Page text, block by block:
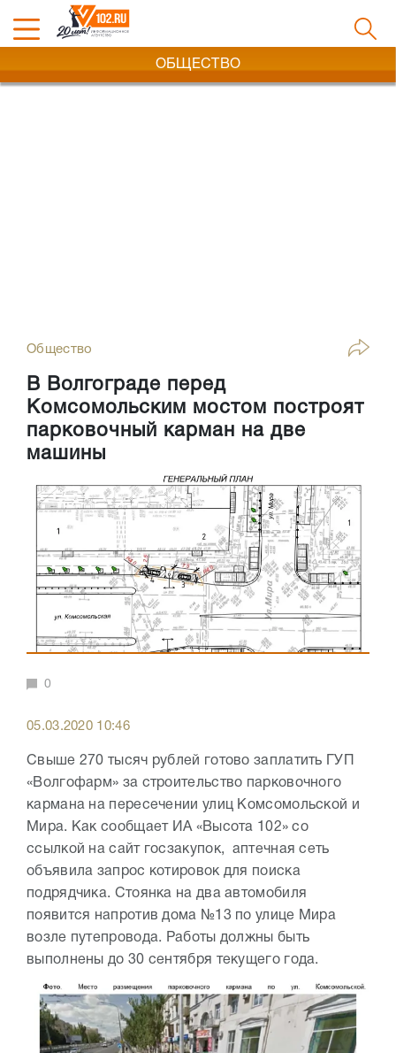
ОБЩЕСТВО
Общество
В Волгограде перед
Комсомольским мостом построят
парковочный карман на две
машины
0
05.03.2020 10:46
Свыше 270 тысяч рублей готово заплатить ГУП
«Волгофарм» за строительство парковочного
кармана на пересечении улиц Комсомольской и
Мира. Как сообщает ИА «Высота 102» со
ссылкой на сайт госзакупок, аптечная сеть
объявила запрос котировок для поиска
подрядчика. Стоянка на два автомобиля
появится напротив дома №13 по улице Мира
возле путепровода. Работы должны быть
выполнены до 30 сентября текущего года.